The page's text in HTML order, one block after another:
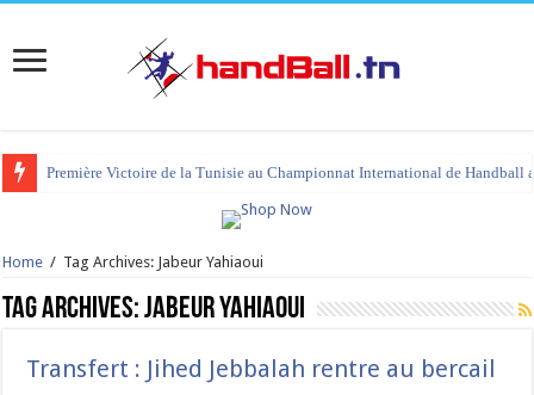
Première Victoire de la Tunisie au Championnat International de Handball
Home / Tag Archives: Jabeur Yahiaoui
Tag Archives:Jabeur Yahiaoui
Transfert : Jihed Jebbalah rentre au bercail